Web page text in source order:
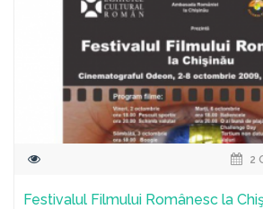
2
Festivalul Filmului Românesc la